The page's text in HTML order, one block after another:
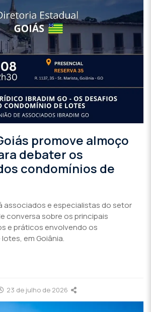
promove almoço
debater os
condomínios de
associados e especialistas do setor
conversa sobre os principais
e práticos envolvendo os
em Goiânia.
23 de julho de 2026